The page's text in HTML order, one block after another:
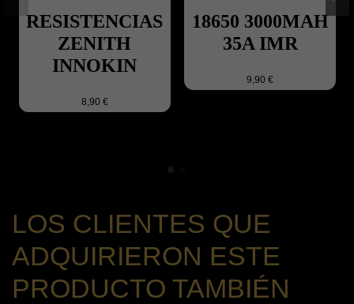
RESISTENCIAS
ZENITH
INNOKIN
8,90 €
18650 3000MAH
35A IMR
9,90 €
LOS CLIENTES QUE
ADQUIRIERON ESTE
PRODUCTO TAMBIÉN